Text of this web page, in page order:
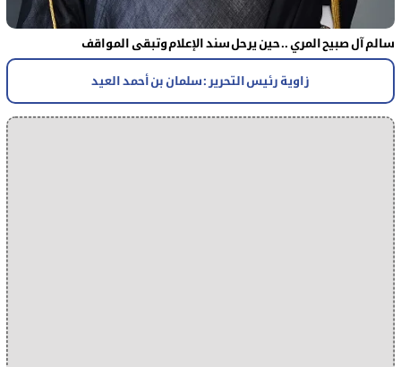
سالم آل صبيح المري .. حين يرحل سند الإعلام وتبقى المواقف
زاوية رئيس التحرير : سلمان بن أحمد العيد